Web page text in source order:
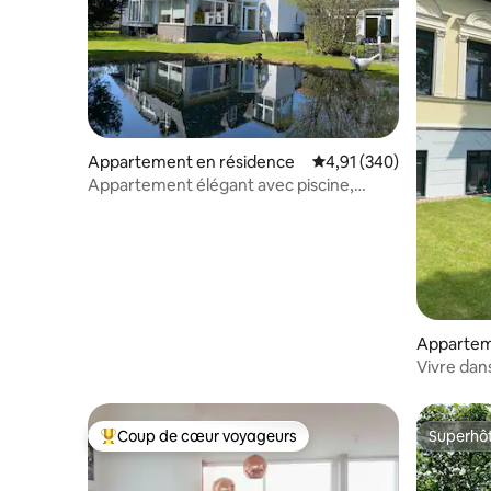
Appartement en résidence Évaluation moyenne
4,91 (340)
Appartement élégant avec piscine,
Vivre
Coups de cœur voyageurs les plus appréciés
Coup de cœur voyageurs